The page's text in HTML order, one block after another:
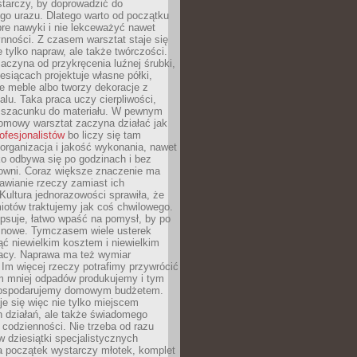
by doprowadzić do
urazu. Dlatego warto od początku
nawyki i nie lekceważyć nawet
Z czasem warsztat staje się
tylko napraw, ale także twórczości.
od przykręcenia luźnej śrubki,
projektuje własne półki,
meble albo tworzy dekoracje z
Taka praca uczy cierpliwości,
do materiału. W pewnym
warsztat zaczyna działać jak
bo liczy się tam
i jakość wykonania, nawet
odbywa się po godzinach i bez
Coraz większe znaczenie ma
rzeczy zamiast ich
jednorazowości sprawiła, że
traktujemy jak coś chwilowego.
łatwo wpaść na pomysł, by po
Tymczasem wiele usterek
niewielkim kosztem i niewielkim
Naprawa ma też wymiar
więcej rzeczy potrafimy przywrócić
mniej odpadów produkujemy i tym
domowym budżetem.
się więc nie tylko miejscem
działań, ale także świadomego
Nie trzeba od razu
dziesiątki specjalistycznych
początek wystarczy młotek, komplet